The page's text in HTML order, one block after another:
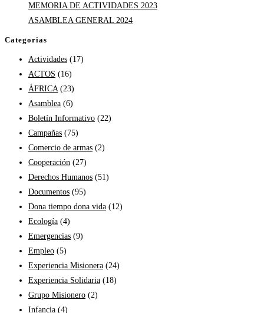
MEMORIA DE ACTIVIDADES 2023
ASAMBLEA GENERAL 2024
Categorias
Actividades (17)
ACTOS (16)
ÁFRICA (23)
Asamblea (6)
Boletín Informativo (22)
Campañas (75)
Comercio de armas (2)
Cooperación (27)
Derechos Humanos (51)
Documentos (95)
Dona tiempo dona vida (12)
Ecología (4)
Emergencias (9)
Empleo (5)
Experiencia Misionera (24)
Experiencia Solidaria (18)
Grupo Misionero (2)
Infancia (4)